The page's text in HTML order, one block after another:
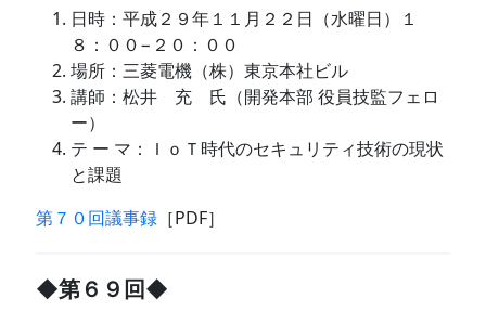
日時：平成２９年１１月２２日（水曜日）１
８：００−２０：００
場所：三菱電機（株）東京本社ビル
講師：松井 充 氏（開発本部 役員技監フェロ
ー）
テ ー マ：ＩｏＴ時代のセキュリティ技術の現状
と課題
第７０回議事録 ［PDF］
◆第６９回◆